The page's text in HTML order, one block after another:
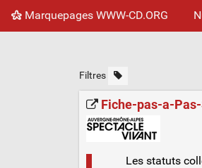
Marquepages WWW-CD.ORG
Filtres
Fiche-pas-a-
Les statuts